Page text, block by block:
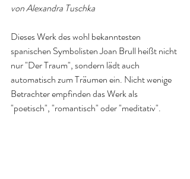
von Alexandra Tuschka
Dieses Werk des wohl bekanntesten
spanischen Symbolisten Joan Brull heißt nicht
nur "Der Traum", sondern lädt auch
automatisch zum Träumen ein. Nicht wenige
Betrachter empfinden das Werk als
"poetisch", "romantisch" oder "meditativ".